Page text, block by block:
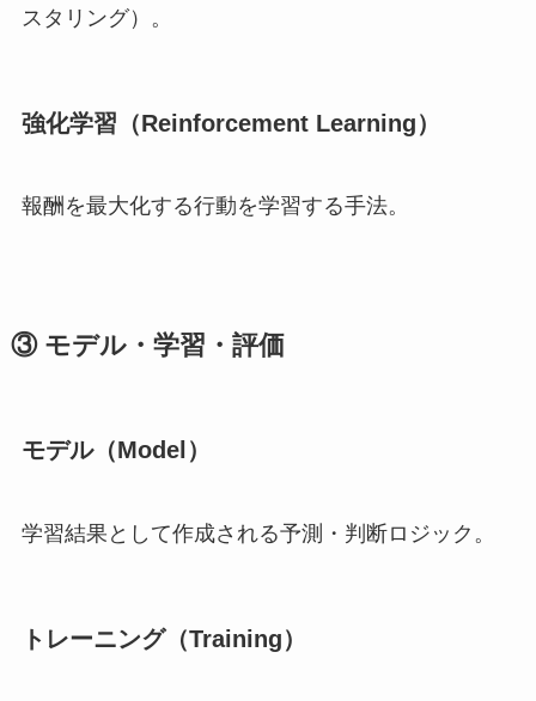
スタリング）。
強化学習（Reinforcement Learning）
報酬を最大化する行動を学習する手法。
③ モデル・学習・評価
モデル（Model）
学習結果として作成される予測・判断ロジック。
トレーニング（Training）